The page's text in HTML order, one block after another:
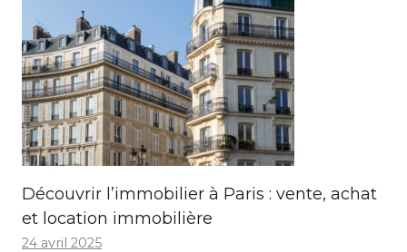
Découvrir l’immobilier à Paris : vente, achat
et location immobilière
24 avril 2025